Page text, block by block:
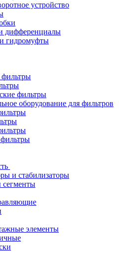
устройство
дифференциалы
гидромуфты
фильтры
оборудование для фильтров
и стабилизаторы
сегменты
элементы